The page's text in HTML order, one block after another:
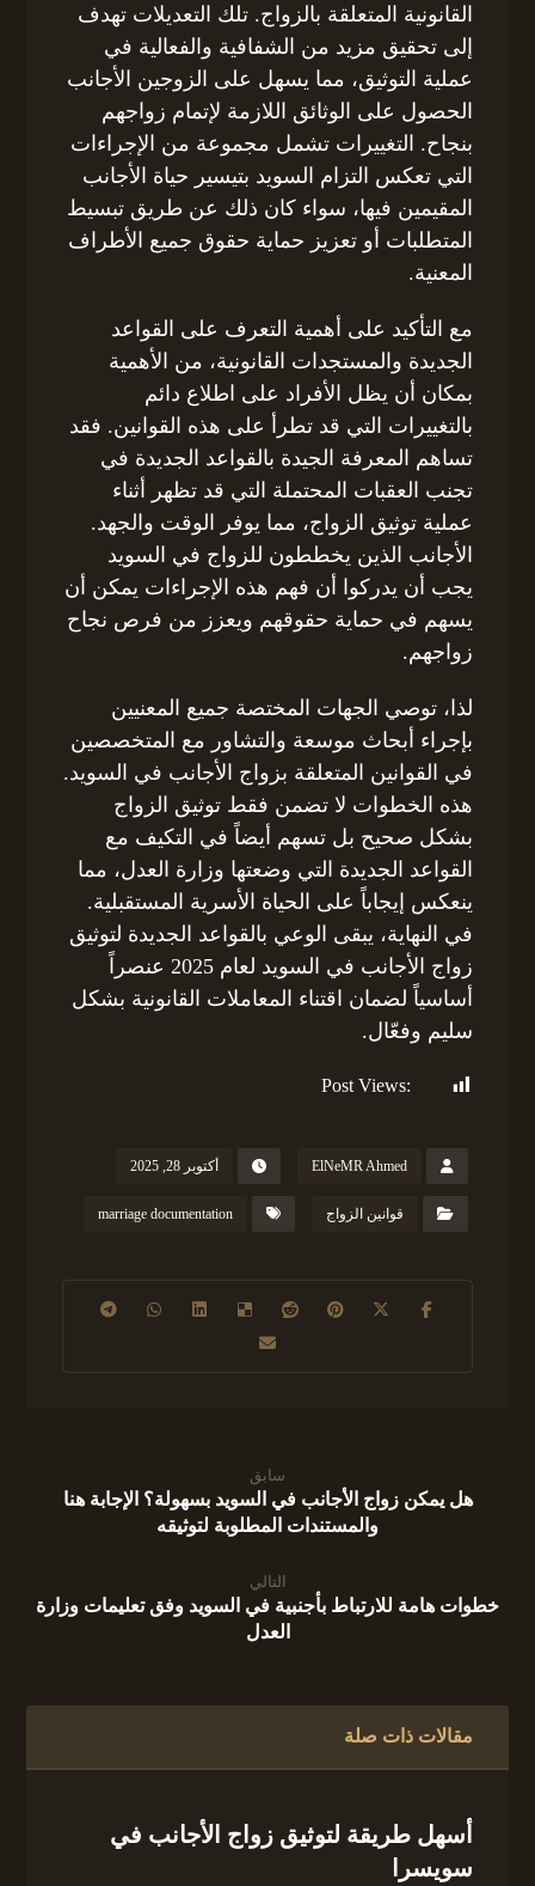
القانونية المتعلقة بالزواج. تلك التعديلات تهدف
إلى تحقيق مزيد من الشفافية والفعالية في
عملية التوثيق، مما يسهل على الزوجين الأجانب
الحصول على الوثائق اللازمة لإتمام زواجهم
بنجاح. التغييرات تشمل مجموعة من الإجراءات
التي تعكس التزام السويد بتيسير حياة الأجانب
المقيمين فيها، سواء كان ذلك عن طريق تبسيط
المتطلبات أو تعزيز حماية حقوق جميع الأطراف
المعنية.
مع التأكيد على أهمية التعرف على القواعد
الجديدة والمستجدات القانونية، من الأهمية
بمكان أن يظل الأفراد على اطلاع دائم
بالتغييرات التي قد تطرأ على هذه القوانين. فقد
تساهم المعرفة الجيدة بالقواعد الجديدة في
تجنب العقبات المحتملة التي قد تظهر أثناء
عملية توثيق الزواج، مما يوفر الوقت والجهد.
الأجانب الذين يخططون للزواج في السويد
يجب أن يدركوا أن فهم هذه الإجراءات يمكن أن
يسهم في حماية حقوقهم ويعزز من فرص نجاح
زواجهم.
لذا، توصي الجهات المختصة جميع المعنيين
بإجراء أبحاث موسعة والتشاور مع المتخصصين
في القوانين المتعلقة بزواج الأجانب في السويد.
هذه الخطوات لا تضمن فقط توثيق الزواج
بشكل صحيح بل تسهم أيضاً في التكيف مع
القواعد الجديدة التي وضعتها وزارة العدل، مما
ينعكس إيجاباً على الحياة الأسرية المستقبلية.
في النهاية، يبقى الوعي بالقواعد الجديدة لتوثيق
زواج الأجانب في السويد لعام 2025 عنصراً
أساسياً لضمان اقتناء المعاملات القانونية بشكل
سليم وفعّال.
Post Views:
ElNeMR Ahmed أكتوبر 28, 2025
قوانين الزواج marriage documentation
سابق
هل يمكن زواج الأجانب في السويد بسهولة؟ الإجابة هنا
والمستندات المطلوبة لتوثيقه
التالي
خطوات هامة للارتباط بأجنبية في السويد وفق تعليمات وزارة
العدل
مقالات ذات صلة
أسهل طريقة لتوثيق زواج الأجانب في
سويسرا